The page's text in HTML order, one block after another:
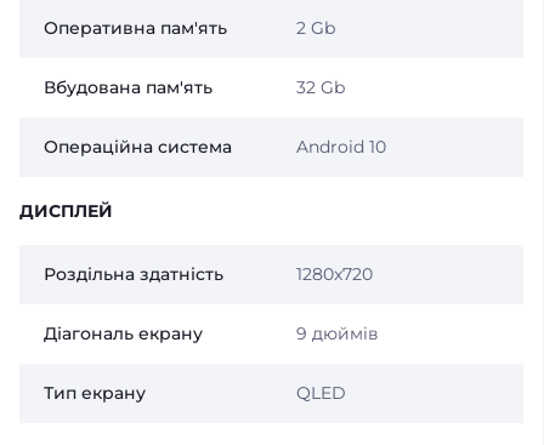
Оперативна пам'ять 2 Gb
Вбудована пам'ять 32 Gb
Операційна система Android 10
ДИСПЛЕЙ
Роздільна здатність 1280x720
Діагональ екрану 9 дюймів
Тип екрану QLED